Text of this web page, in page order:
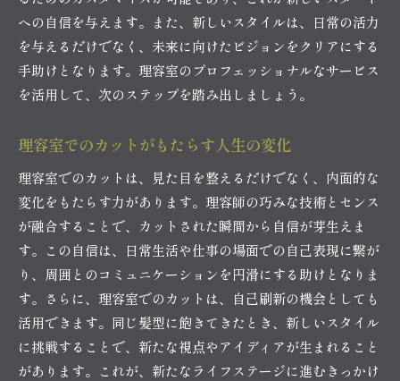
への自信を与えます。また、新しいスタイルは、日常の活力
を与えるだけでなく、未来に向けたビジョンをクリアにする
手助けとなります。理容室のプロフェッショナルなサービス
を活用して、次のステップを踏み出しましょう。
理容室でのカットがもたらす人生の変化
理容室でのカットは、見た目を整えるだけでなく、内面的な
変化をもたらす力があります。理容師の巧みな技術とセンス
が融合することで、カットされた瞬間から自信が芽生えま
す。この自信は、日常生活や仕事の場面での自己表現に繋が
り、周囲とのコミュニケーションを円滑にする助けとなりま
す。さらに、理容室でのカットは、自己刷新の機会としても
活用できます。同じ髪型に飽きてきたとき、新しいスタイル
に挑戦することで、新たな視点やアイディアが生まれること
があります。これが、新たなライフステージに進むきっかけ